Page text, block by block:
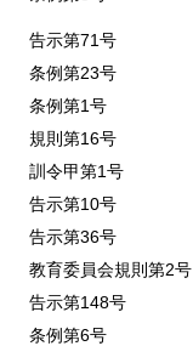
告示第71号
条例第23号
条例第1号
規則第16号
訓令甲第1号
告示第10号
告示第36号
教育委員会規則第2号
告示第148号
条例第6号